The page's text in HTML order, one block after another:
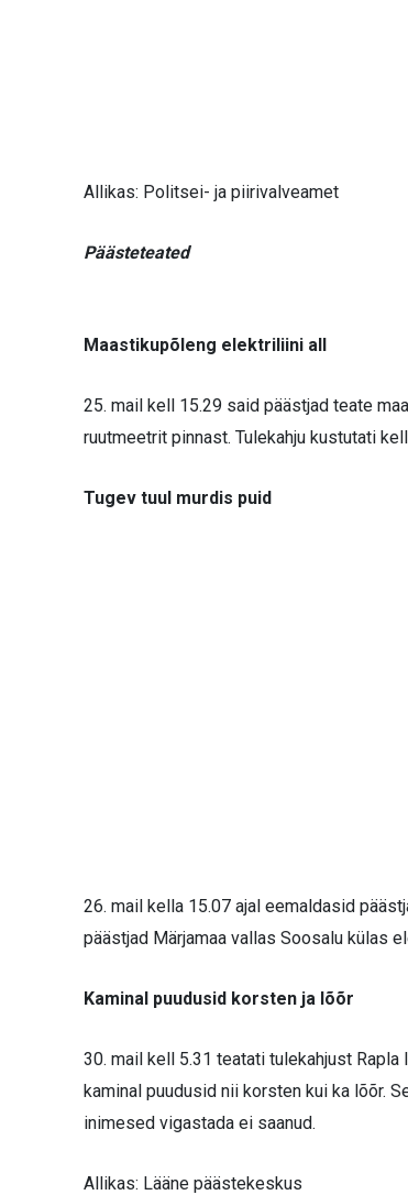
Allikas: Politsei- ja piirivalveamet
Päästeteated
Maastikupõleng elektriliini all
25. mail kell 15.29 said päästjad teate
ruutmeetrit pinnast. Tulekahju kustutati
Tugev tuul murdis puid
26. mail kella 15.07 ajal eemaldasid
päästjad Märjamaa vallas Soosalu külas
Kaminal puudusid korsten ja lõõr
30. mail kell 5.31 teatati tulekahjust
kaminal puudusid nii korsten kui ka lõõr.
inimesed vigastada ei saanud.
Allikas: Lääne päästekeskus